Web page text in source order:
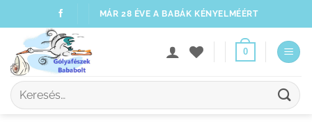
to
content
MÁR 28 ÉVE A BABÁK KÉNYELMÉÉRT
0
Keresés
a